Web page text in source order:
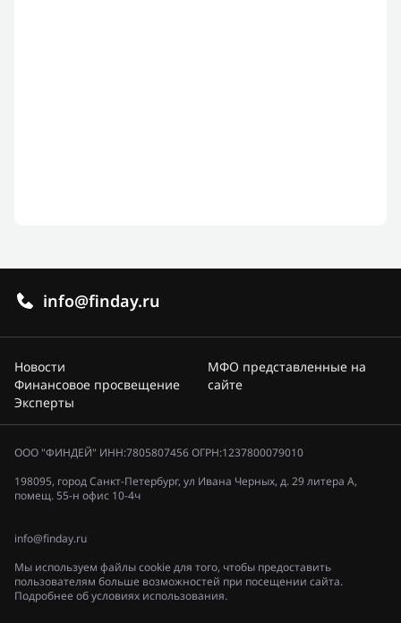
info@finday.ru
Новости
Финансовое просвещение
Эксперты
МФО представленные на
сайте
ООО "ФИНДЕЙ" ИНН:7805807456 ОГРН:1237800079010
198095, город Санкт-Петербург, ул Ивана Черных, д. 29 литера А,
помещ. 55-н офис 10-4ч
info@finday.ru
Мы используем файлы cookie для того, чтобы предоставить
пользователям больше возможностей при посещении сайта.
Подробнее об условиях использования.